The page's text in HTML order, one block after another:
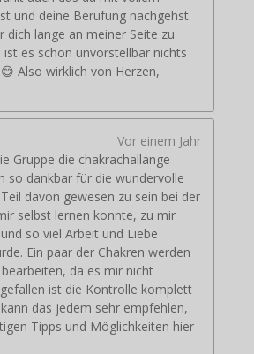
und deine Berufung nachgehst.
dich lange an meiner Seite zu
es schon unvorstellbar nichts
Also wirklich von Herzen,
Vor einem Jahr
Gruppe die chakrachallange
so dankbar für die wundervolle
davon gewesen zu sein bei der
selbst lernen konnte, zu mir
so viel Arbeit und Liebe
Ein paar der Chakren werden
da es mir nicht
ist die Kontrolle komplett
das jedem sehr empfehlen,
Tipps und Möglichkeiten hier